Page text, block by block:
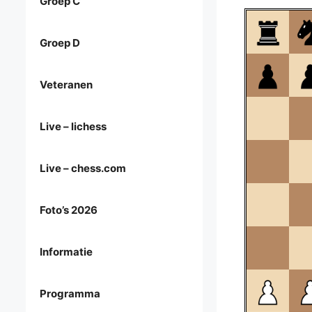
Groep D
Veteranen
Live – lichess
Live – chess.com
Foto’s 2026
Informatie
Programma